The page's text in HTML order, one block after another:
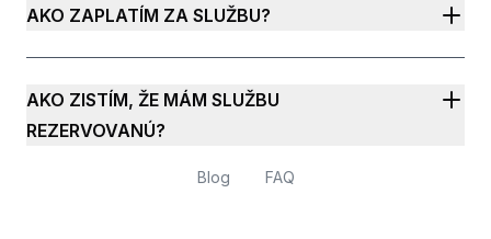
AKO ZAPLATÍM ZA SLUŽBU?
AKO ZISTÍM, ŽE MÁM SLUŽBU
REZERVOVANÚ?
Blog FAQ